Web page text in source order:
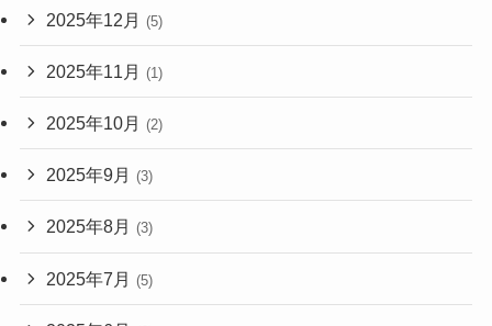
2025年12月 (5)
2025年11月 (1)
2025年10月 (2)
2025年9月 (3)
2025年8月 (3)
2025年7月 (5)